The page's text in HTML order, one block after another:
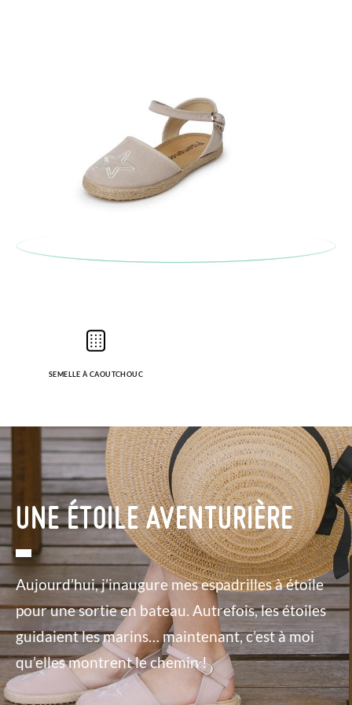
SEMELLE À CAOUTCHOUC
UNE ÉTOILE AVENTURIÈRE
Aujourd’hui, j’inaugure mes espadrilles à étoile
pour une sortie en bateau. Autrefois, les étoiles
guidaient les marins… maintenant, c’est à moi
qu’elles montrent le chemin !